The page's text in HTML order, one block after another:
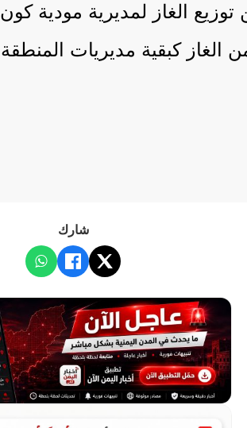
الغاز لمديرية مودية
مديريات المنطقة الوسطى بواقع 1800
شارك